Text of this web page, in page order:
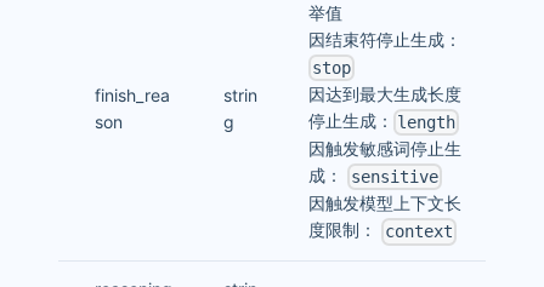
finish_rea
son
strin
g
举值
因结束符停止生成：
stop
因达到最大生成长度
停止生成：
length
因触发敏感词停止生
成：
sensitive
因触发模型上下文长
度限制：
context